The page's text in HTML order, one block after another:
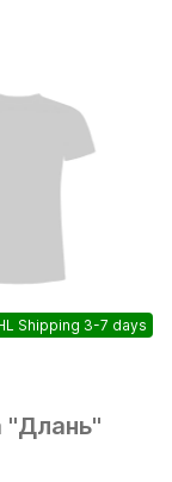
Shipping 3-7 days
"Длань"